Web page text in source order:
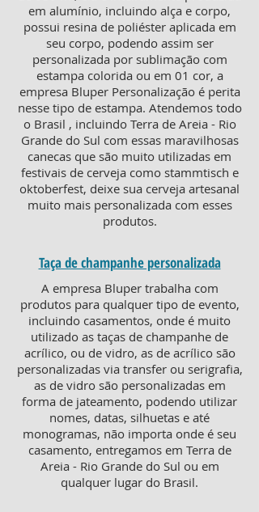
em alumínio, incluindo alça e corpo,
possui resina de poliéster aplicada em
seu corpo, podendo assim ser
personalizada por sublimação com
estampa colorida ou em 01 cor, a
empresa Bluper Personalização é perita
nesse tipo de estampa. Atendemos todo
o Brasil , incluindo Terra de Areia - Rio
Grande do Sul com essas maravilhosas
canecas que são muito utilizadas em
festivais de cerveja como stammtisch e
oktoberfest, deixe sua cerveja artesanal
muito mais personalizada com esses
produtos.
Taça de champanhe personalizada
A empresa Bluper trabalha com
produtos para qualquer tipo de evento,
incluindo casamentos, onde é muito
utilizado as taças de champanhe de
acrílico, ou de vidro, as de acrílico são
personalizadas via transfer ou serigrafia,
as de vidro são personalizadas em
forma de jateamento, podendo utilizar
nomes, datas, silhuetas e até
monogramas, não importa onde é seu
casamento, entregamos em Terra de
Areia - Rio Grande do Sul ou em
qualquer lugar do Brasil.